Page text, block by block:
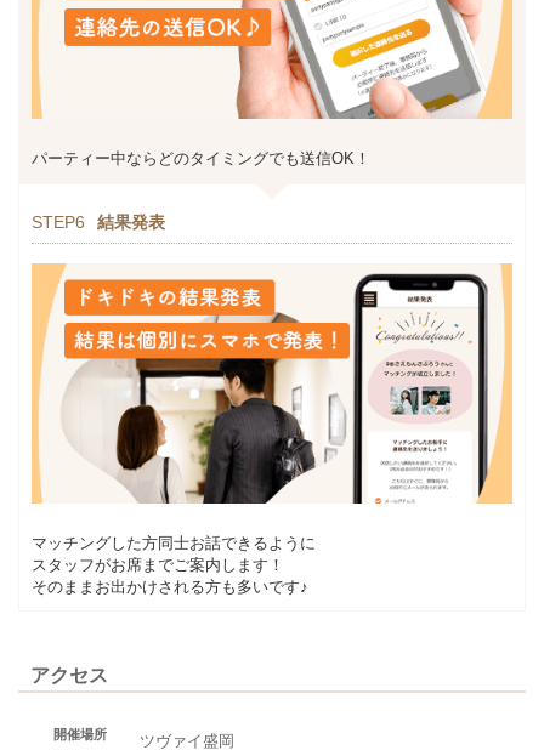
パーティー中ならどのタイミングでも送信OK！
STEP6 結果発表
マッチングした方同士お話できるように
スタッフがお席までご案内します！
そのままお出かけされる方も多いです♪
アクセス
開催場所
ツヴァイ盛岡